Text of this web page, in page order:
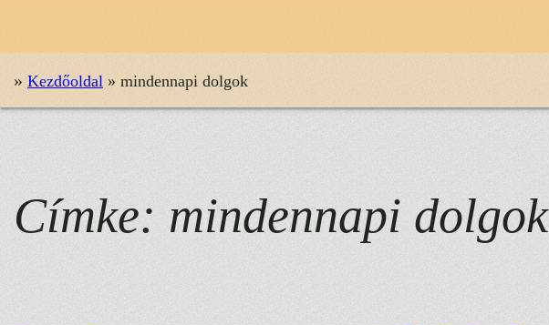
» Kezdőoldal » mindennapi dolgok
Címke: mindennapi dolgok